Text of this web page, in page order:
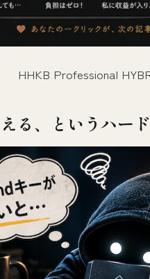
HHKB Professional
る、というハー